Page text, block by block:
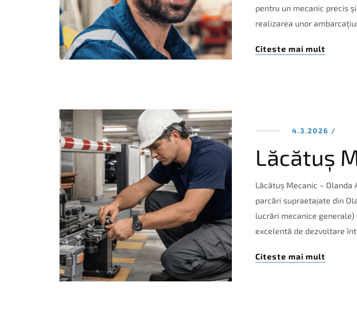
pentru un mecanic precis
realizarea unor
Citeste mai mult
4.3.2026 /
Lăcătuș
Lăcătuș Mecanic –
parcări supraetajate din
lucrări mecanice
excelentă de dezvoltare
Citeste mai mult